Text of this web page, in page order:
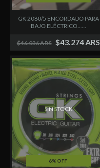
GK 2080/5 ENCORDADO PARA
BAJO ELÉCTRICO......
$46.036 ARS $43.274 ARS
6% OFF
SIN STOCK